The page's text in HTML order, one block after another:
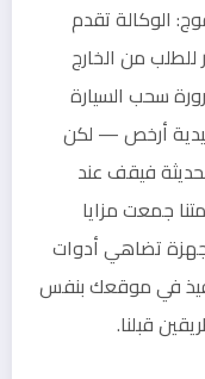
الوكالة تقدم
للطلب من الخارج
سحب السيارة
أرخص — لكن
فيقف عند
جمعت مزايا
تضاهي أدوات
في موقعك بنفس
قبلنا.